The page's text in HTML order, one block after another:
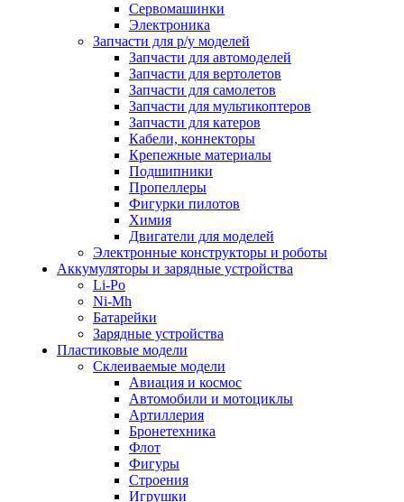
Сервомашинки
Электроника
Запчасти для р/у моделей
Запчасти для автомоделей
Запчасти для вертолетов
Запчасти для самолетов
Запчасти для мультикоптеров
Запчасти для катеров
Кабели, коннекторы
Крепежные материалы
Подшипники
Пропеллеры
Фигурки пилотов
Химия
Двигатели для моделей
Электронные конструкторы и роботы
Аккумуляторы и зарядные устройства
Li-Po
Ni-Mh
Батарейки
Зарядные устройства
Пластиковые модели
Склеиваемые модели
Авиация и космос
Автомобили и мотоциклы
Артиллерия
Бронетехника
Флот
Фигуры
Строения
Игрушки